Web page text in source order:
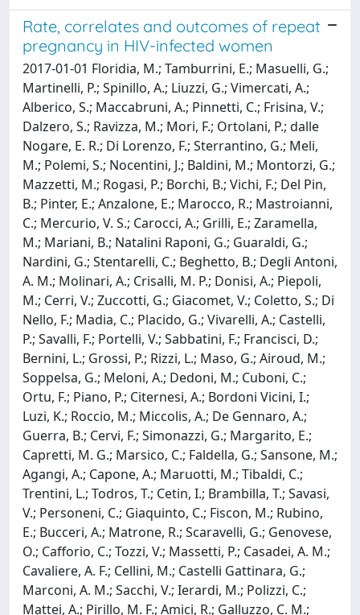
Rate, correlates and outcomes of repeat
pregnancy in HIV-infected women
2017-01-01 Floridia, M.; Tamburrini, E.; Masuelli, G.;
Martinelli, P.; Spinillo, A.; Liuzzi, G.; Vimercati, A.;
Alberico, S.; Maccabruni, A.; Pinnetti, C.; Frisina, V.;
Dalzero, S.; Ravizza, M.; Mori, F.; Ortolani, P.; dalle
Nogare, E. R.; Di Lorenzo, F.; Sterrantino, G.; Meli,
M.; Polemi, S.; Nocentini, J.; Baldini, M.; Montorzi, G.;
Mazzetti, M.; Rogasi, P.; Borchi, B.; Vichi, F.; Del Pin,
B.; Pinter, E.; Anzalone, E.; Marocco, R.; Mastroianni,
C.; Mercurio, V. S.; Carocci, A.; Grilli, E.; Zaramella,
M.; Mariani, B.; Natalini Raponi, G.; Guaraldi, G.;
Nardini, G.; Stentarelli, C.; Beghetto, B.; Degli Antoni,
A. M.; Molinari, A.; Crisalli, M. P.; Donisi, A.; Piepoli,
M.; Cerri, V.; Zuccotti, G.; Giacomet, V.; Coletto, S.; Di
Nello, F.; Madia, C.; Placido, G.; Vivarelli, A.; Castelli,
P.; Savalli, F.; Portelli, V.; Sabbatini, F.; Francisci, D.;
Bernini, L.; Grossi, P.; Rizzi, L.; Maso, G.; Airoud, M.;
Soppelsa, G.; Meloni, A.; Dedoni, M.; Cuboni, C.;
Ortu, F.; Piano, P.; Citernesi, A.; Bordoni Vicini, I.;
Luzi, K.; Roccio, M.; Miccolis, A.; De Gennaro, A.;
Guerra, B.; Cervi, F.; Simonazzi, G.; Margarito, E.;
Capretti, M. G.; Marsico, C.; Faldella, G.; Sansone, M.;
Agangi, A.; Capone, A.; Maruotti, M.; Tibaldi, C.;
Trentini, L.; Todros, T.; Cetin, I.; Brambilla, T.; Savasi,
V.; Personeni, C.; Giaquinto, C.; Fiscon, M.; Rubino,
E.; Bucceri, A.; Matrone, R.; Scaravelli, G.; Genovese,
O.; Cafforio, C.; Tozzi, V.; Massetti, P.; Casadei, A. M.;
Cavaliere, A. F.; Cellini, M.; Castelli Gattinara, G.;
Marconi, A. M.; Sacchi, V.; Ierardi, M.; Polizzi, C.;
Mattei, A.; Pirillo, M. F.; Amici, R.; Galluzzo, C. M.;